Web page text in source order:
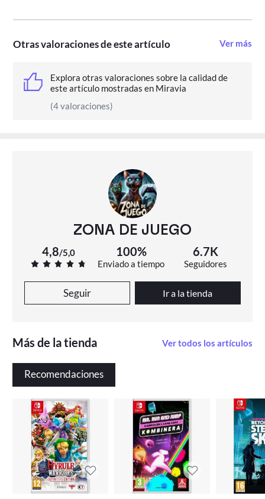
Otras valoraciones de este artículo Ver más
Explora otras valoraciones sobre la calidad de
este artículo mostradas en Miravia
(4 valoraciones)
ZONA DE JUEGO
4,8/5,0 100%
Enviado a tiempo
6.7K
Seguidores
Seguir Ir a la tienda
Más de la tienda Ver todos los artículos
Recomendaciones